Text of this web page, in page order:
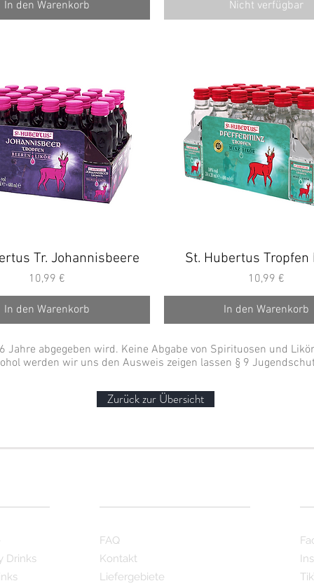
In den Warenkorb Nicht verfügbar
Schnellansicht
Tr. Johannisbeere
Preis
10,99 €
In den Warenkorb
Schnellansicht
St. Hubertus Tropfen
Preis
10,99 €
In den Warenkorb
abgegeben wird. Keine Abgabe von Spirituosen und
werden wir uns den Ausweis zeigen lassen § 9
Zurück zur Übersicht
Drinks
FAQ
Kontakt
Liefergebiete